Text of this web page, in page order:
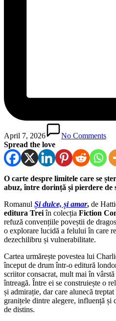
April 7, 2026
No Comments
Spread the love
O carte despre limitele care se
abuz, între dorință și pierdere de
Romanul Și dulce, și amar, de
editura Treiîn colecția Fiction
refuză convențiile poveștii de
o explorare lucidă a felului în care
dezechilibru și vulnerabilitate.
Cartea urmărește povestea lui
început de drum într-o editură
scriitor consacrat, mult mai în
întreagă. Între ei se construiește o
și admirație, dar care alunecă
granițele dintre alegere, influență și
de distins.